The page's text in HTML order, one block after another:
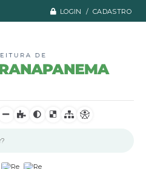
LOGIN / CADASTRO